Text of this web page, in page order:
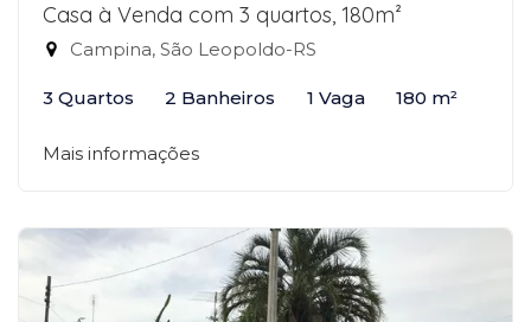
Casa à Venda com 3 quartos, 180m²
Campina, São Leopoldo-RS
3 Quartos 2 Banheiros 1 Vaga 180 m²
Mais informações